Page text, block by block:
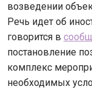
возведении
Речь идет об
говорится в
постановление
комплекс
необходимых